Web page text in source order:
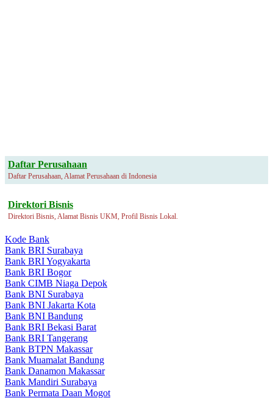
Daftar Perusahaan
Daftar Perusahaan, Alamat Perusahaan di Indonesia
Direktori Bisnis
Direktori Bisnis, Alamat Bisnis UKM, Profil Bisnis Lokal.
Kode Bank
Bank BRI Surabaya
Bank BRI Yogyakarta
Bank BRI Bogor
Bank CIMB Niaga Depok
Bank BNI Surabaya
Bank BNI Jakarta Kota
Bank BNI Bandung
Bank BRI Bekasi Barat
Bank BRI Tangerang
Bank BTPN Makassar
Bank Muamalat Bandung
Bank Danamon Makassar
Bank Mandiri Surabaya
Bank Permata Daan Mogot